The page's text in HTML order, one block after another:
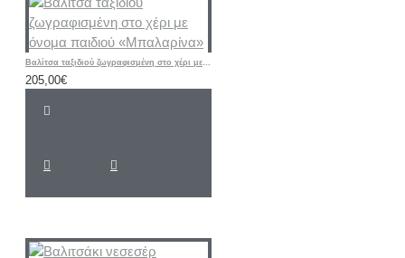
Βαλίτσα ταξιδιού ζωγραφισμένη στο χέρι με όνομα παιδιού «Μπαλαρίνα»
205,00€